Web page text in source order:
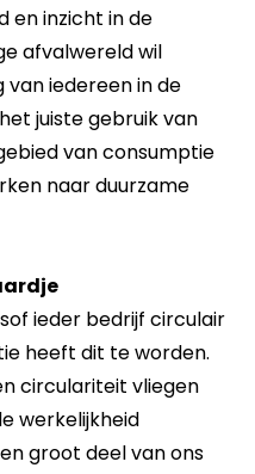
en inzicht in de
afvalwereld wil
iedereen in de
juiste gebruik van
van consumptie
naar duurzame
ieder bedrijf circulair
heeft dit te worden.
circulariteit vliegen
werkelijkheid
groot deel van ons